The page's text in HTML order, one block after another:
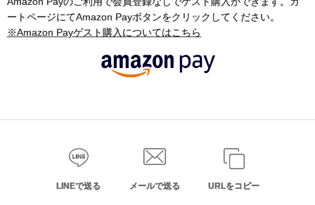
ートページにてAmazon Payボタンをクリックしてください。
※Amazon Payゲスト購入についてはこちら
LINEで送る メールで送る URLをコピー